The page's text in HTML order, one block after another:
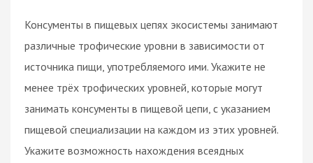
Консументы в пищевых цепях экосистемы занимают
различные трофические уровни в зависимости от
источника пищи, употребляемого ими. Укажите не
менее трёх трофических уровней, которые могут
занимать консументы в пищевой цепи, с указанием
пищевой специализации на каждом из этих уровней.
Укажите возможность нахождения всеядных